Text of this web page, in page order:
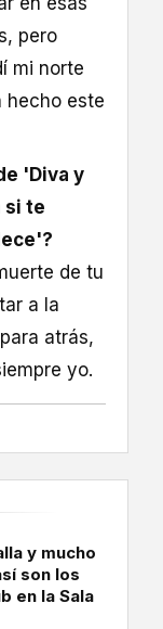
pero
mi norte
hecho este
'Diva y
si te
de tu
a la
atrás,
yo.
y mucho
son los
en la Sala